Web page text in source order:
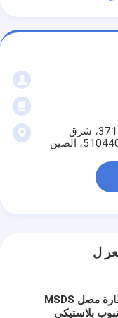
209، المبنى أ، حديقة المرح الإبداعي، رقم 371، شرق
ل
زجاجات قطارة مصل MSDS
بلاستيكي